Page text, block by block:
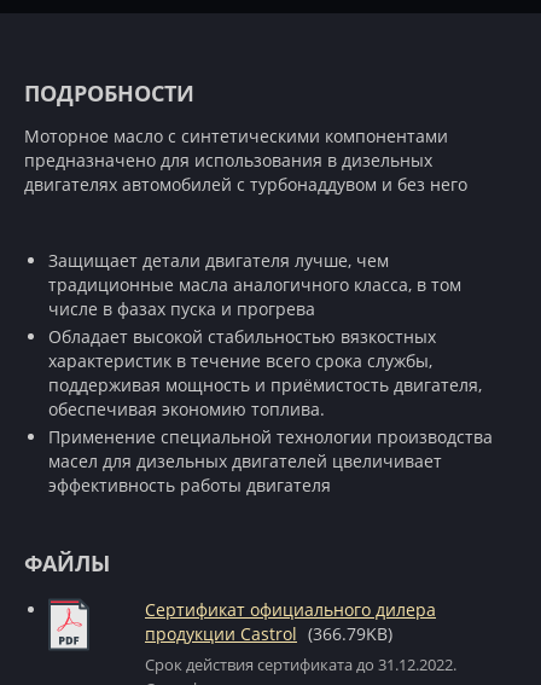
ПОДРОБНОСТИ
Моторное масло с синтетическими компонентами
предназначено для использования в дизельных
двигателях автомобилей с турбонаддувом и без него
Защищает детали двигателя лучше, чем
традиционные масла аналогичного класса, в том
числе в фазах пуска и прогрева
Обладает высокой стабильностью вязкостных
характеристик в течение всего срока службы,
поддерживая мощность и приёмистость двигателя,
обеспечивая экономию топлива.
Применение специальной технологии производства
масел для дизельных двигателей цвеличивает
эффективность работы двигателя
ФАЙЛЫ
Сертификат официального дилера
продукции Castrol (366.79KB)
Срок действия сертификата до 31.12.2022.